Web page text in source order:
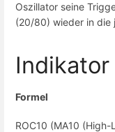
Oszillator seine
(20/80) wieder in die
Formel
ROC10 (MA10 (High-